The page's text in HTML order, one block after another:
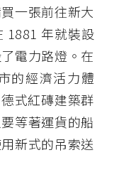
一張前往新大
1881 年就裝設
電力路燈。在
的經濟活力體
式紅磚建築群
等著運貨的船
新式的吊索送